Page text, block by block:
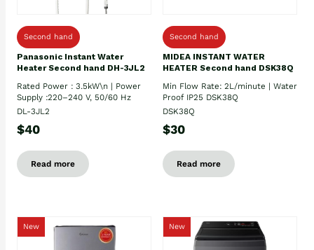
Second hand
Panasonic Instant Water
Heater Second hand DH-3JL2
Rated Power : 3.5kW\n | Power
Supply :220–240 V, 50/60 Hz
DL-3JL2
$40
Read more
Second hand
MIDEA INSTANT WATER
HEATER Second hand DSK38Q
Min Flow Rate: 2L/minute | Water
Proof IP25 DSK38Q
DSK38Q
$30
Read more
New New